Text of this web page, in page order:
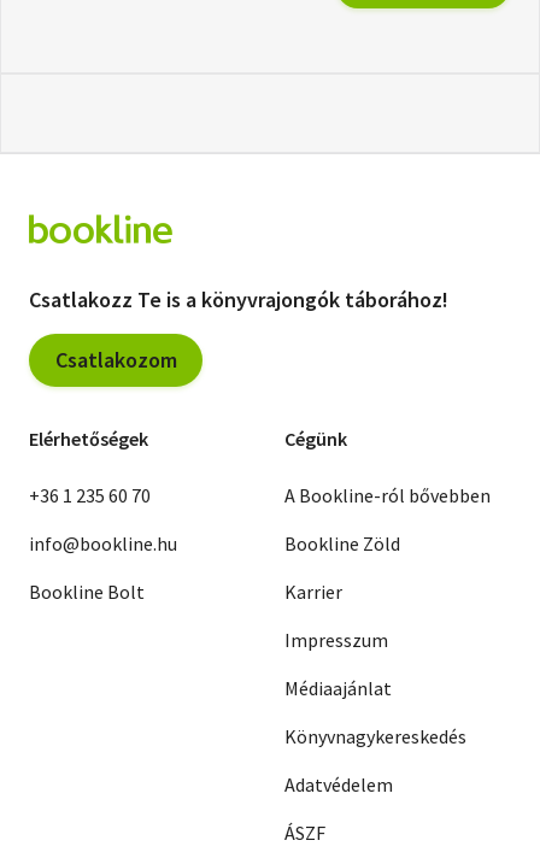
Csatlakozz Te is a könyvrajongók táborához!
Csatlakozom
Elérhetőségek
+36 1 235 60 70
info@bookline.hu
Bookline Bolt
Cégünk
A Bookline-ról bővebben
Bookline Zöld
Karrier
Impresszum
Médiaajánlat
Könyvnagykereskedés
Adatvédelem
ÁSZF